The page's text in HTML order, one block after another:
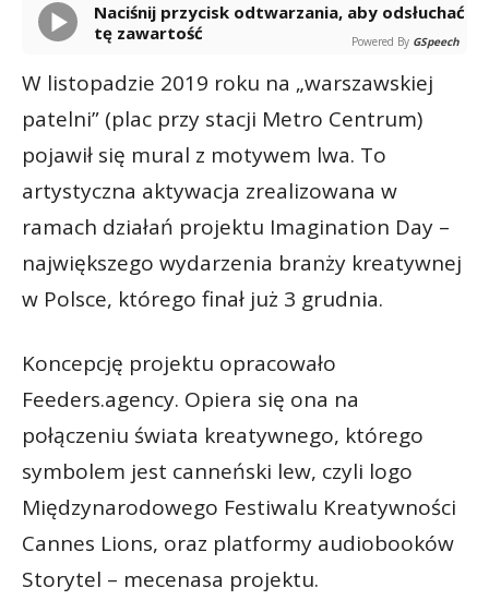
Naciśnij przycisk odtwarzania, aby odsłuchać
tę zawartość
Powered By GSpeech
W listopadzie 2019 roku na „warszawskiej
patelni” (plac przy stacji Metro Centrum)
pojawił się mural z motywem lwa. To
artystyczna aktywacja zrealizowana w
ramach działań projektu Imagination Day –
największego wydarzenia branży kreatywnej
w Polsce, którego finał już 3 grudnia.
Koncepcję projektu opracowało
Feeders.agency. Opiera się ona na
połączeniu świata kreatywnego, którego
symbolem jest canneński lew, czyli logo
Międzynarodowego Festiwalu Kreatywności
Cannes Lions, oraz platformy audiobooków
Storytel – mecenasa projektu.